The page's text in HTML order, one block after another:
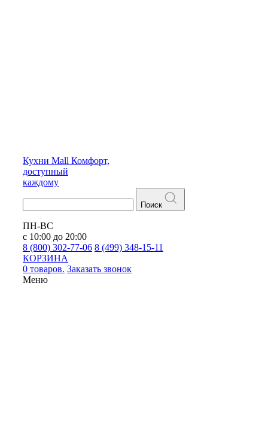
Кухни Mall Комфорт,
доступный
каждому
Поиск
ПН-ВС
с 10:00 до 20:00
8 (800) 302-77-06 8 (499) 348-15-11
КОРЗИНА
0 товаров. Заказать звонок
Меню